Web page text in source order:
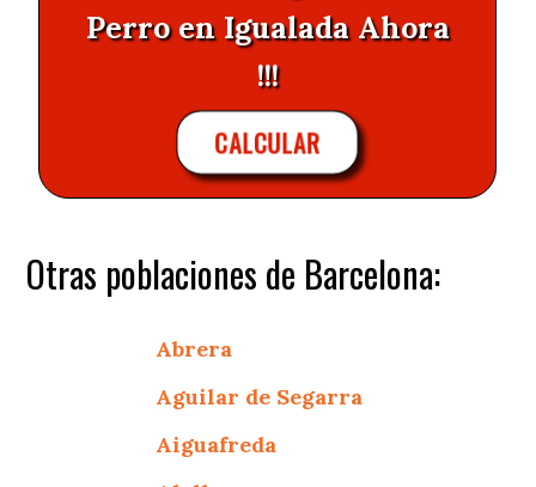
Perro en Igualada Ahora
!!!
CALCULAR
Otras poblaciones de Barcelona:
Abrera
Aguilar de Segarra
Aiguafreda